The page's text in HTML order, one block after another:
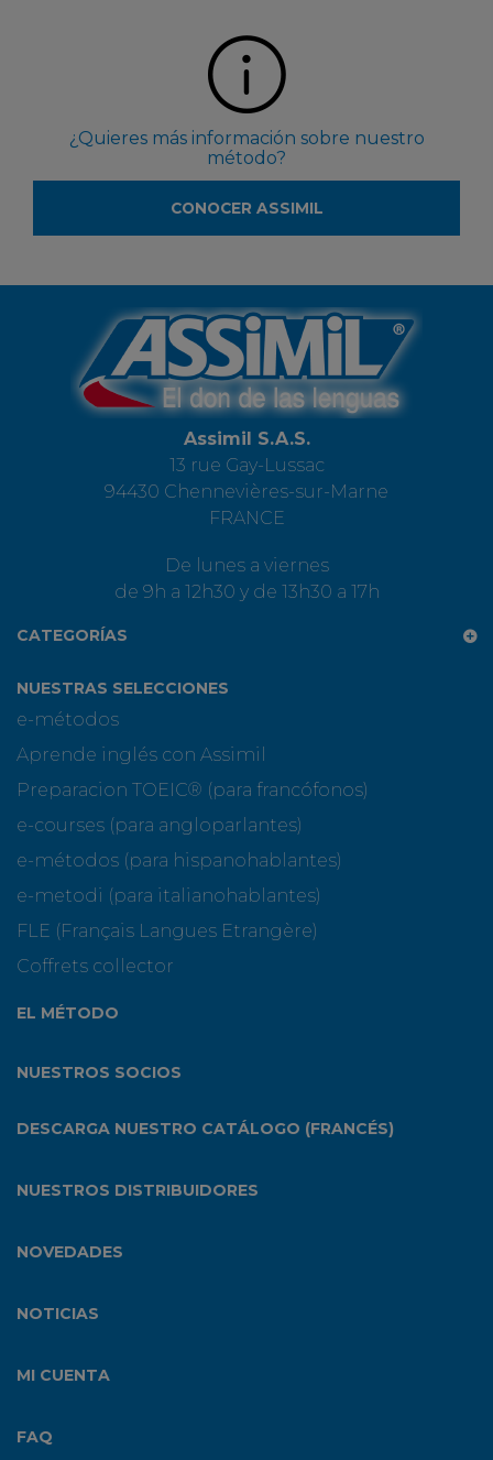
¿Quieres más información sobre nuestro
método?
CONOCER ASSIMIL
Assimil S.A.S.
13 rue Gay-Lussac
94430 Chennevières-sur-Marne
FRANCE
De lunes a viernes
de 9h a 12h30 y de 13h30 a 17h
CATEGORÍAS
NUESTRAS SELECCIONES
e-métodos
Aprende inglés con Assimil
Preparacion TOEIC® (para francófonos)
e-courses (para angloparlantes)
e-métodos (para hispanohablantes)
e-metodi (para italianohablantes)
FLE (Français Langues Etrangère)
Coffrets collector
EL MÉTODO
NUESTROS SOCIOS
DESCARGA NUESTRO CATÁLOGO (FRANCÉS)
NUESTROS DISTRIBUIDORES
NOVEDADES
NOTICIAS
MI CUENTA
FAQ